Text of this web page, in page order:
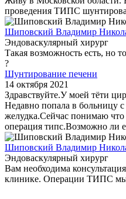
проведения ТИПС
Шиповский Владимир
Эндоваскулярный хирург
Такая возможность есть, но
?
Шунтирование печени
14 октября 2021
Здравствуйте.У моей тёти
Недавно попала в больницу
желудка.Сейчас понимаю
операция типс.Возможно ли
Шиповский Владимир
Эндоваскулярный хирург
Вам необходима
клинике. Операции ТИПС мы